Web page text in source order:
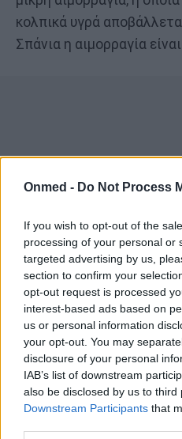
Onmed - Do Not Process
If you wish to opt-out of the
processing of your personal or
targeted advertising by us,
section to confirm your
opt-out request is processed
interest-based ads based on
us or personal information
your opt-out. You may
disclosure of your personal
IAB’s list of downstream
also be disclosed by us to third
Downstream Participants that
κολπικά υγρά
Σπάνια η αιμορραγία